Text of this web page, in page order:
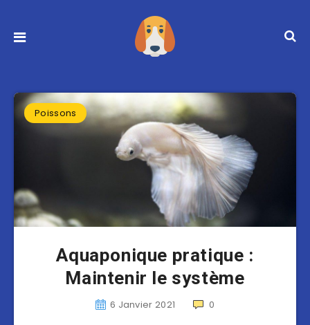
Poissons
Aquaponique pratique :
Maintenir le système
6 Janvier 2021 0